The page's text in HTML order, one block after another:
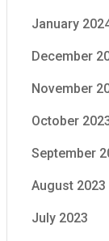
January
December
November
October
September
August 2023
July 2023